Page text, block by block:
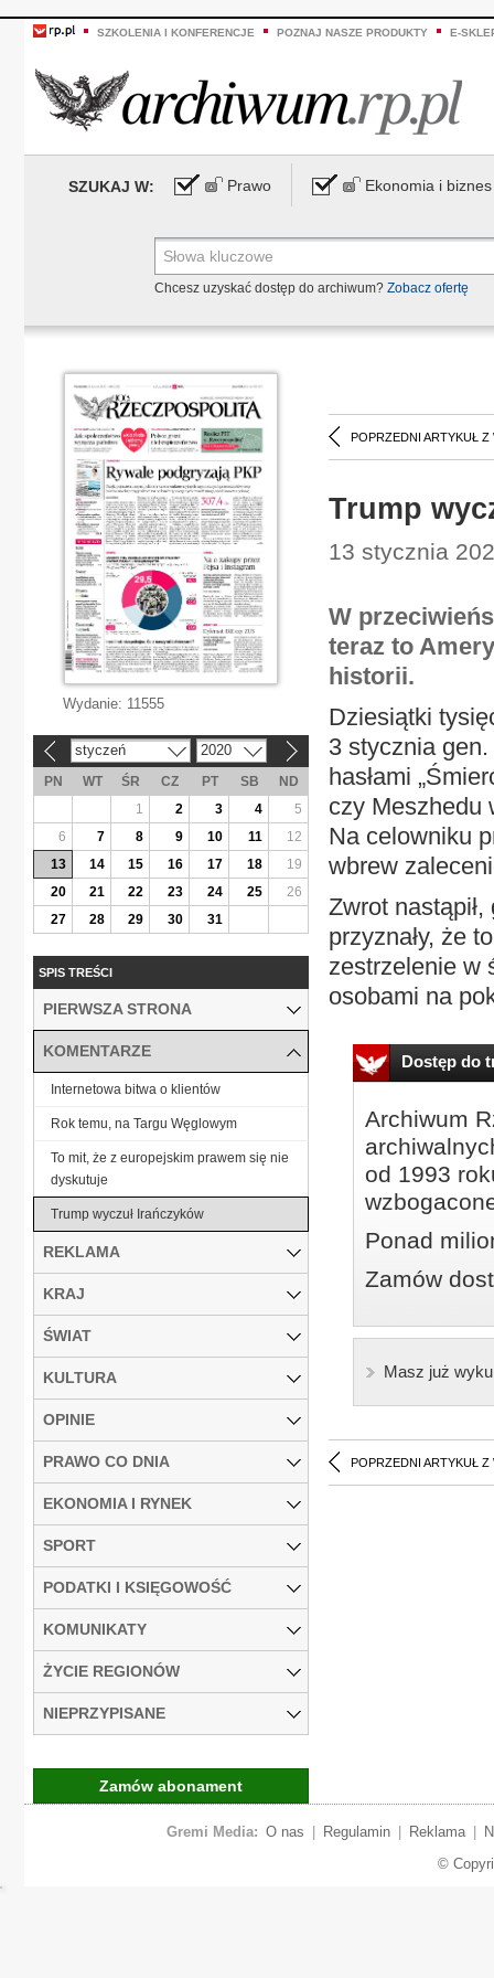
SZKOLENIA I KONFERENCJE POZNAJ NASZE PRODUKTY E-
SZUKAJ W: Prawo Ekonomia i biznes
Chcesz uzyskać dostęp do archiwum? Zobacz ofertę
POPRZEDNI ARTYKUŁ Z
Trump
13 stycznia
W
teraz to
historii.
Dziesiątki
3 stycznia
hasłami
czy Meszhedu
Na celowniku
wbrew
Zwrot
przyznały, że
zestrzelenie w
osobami na
Dostęp do
Archiwum
od 1993
Ponad
Zamów
Masz już
POPRZEDNI ARTYKUŁ Z
Wydanie: 11555
styczeń 2020
PN WT ŚR CZ PT SB
ND
1
2 3 4
5
6
7 8 9 10 11
12
13
14 15 16 17 18
19
20
21 22 23 24 25
26
27
28 29 30 31
SPIS TREŚCI
PIERWSZA STRONA
KOMENTARZE
Internetowa bitwa o klientów
Rok temu, na Targu Węglowym
To mit, że z europejskim prawem się nie
dyskutuje
Trump wyczuł Irańczyków
REKLAMA
KRAJ
ŚWIAT
KULTURA
OPINIE
PRAWO CO DNIA
EKONOMIA I RYNEK
SPORT
PODATKI I KSIĘGOWOŚĆ
KOMUNIKATY
ŻYCIE REGIONÓW
NIEPRZYPISANE
Zamów abonament
Gremi Media: O nas Regulamin Reklama
©